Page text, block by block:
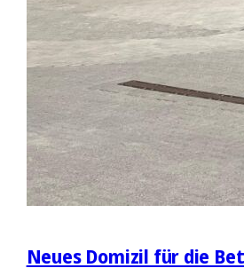
Neues Domizil für die